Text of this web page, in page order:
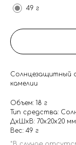
49 г
Солнцезащитный
камелии
Объем: 18 г
Тип средства:
ДxШxВ: 70x20x20 мм
Вес: 49 г